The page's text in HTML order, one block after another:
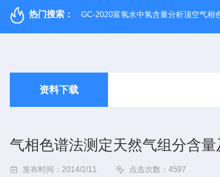
热门搜索： GC-2020富氢水中氢含量分析顶空气相
资料下载
气相色谱法测定天然气组分含
发布时间：2014/2/11 点击次数：4597